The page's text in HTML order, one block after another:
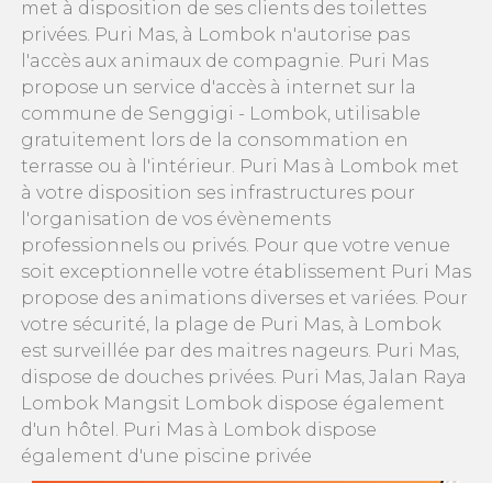
met à disposition de ses clients des toilettes
privées. Puri Mas, à Lombok n'autorise pas
l'accès aux animaux de compagnie. Puri Mas
propose un service d'accès à internet sur la
commune de Senggigi - Lombok, utilisable
gratuitement lors de la consommation en
terrasse ou à l'intérieur. Puri Mas à Lombok met
à votre disposition ses infrastructures pour
l'organisation de vos évènements
professionnels ou privés. Pour que votre venue
soit exceptionnelle votre établissement Puri Mas
propose des animations diverses et variées. Pour
votre sécurité, la plage de Puri Mas, à Lombok
est surveillée par des maitres nageurs. Puri Mas,
dispose de douches privées. Puri Mas, Jalan Raya
Lombok Mangsit Lombok dispose également
d'un hôtel. Puri Mas à Lombok dispose
également d'une piscine privée